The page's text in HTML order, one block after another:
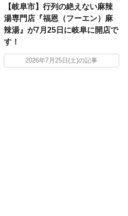
【岐阜市】行列の絶えない麻辣
湯専門店『福恩（フーエン）麻
辣湯』が7月25日に岐阜に開店で
す！
2026年7月25日(土)の記事